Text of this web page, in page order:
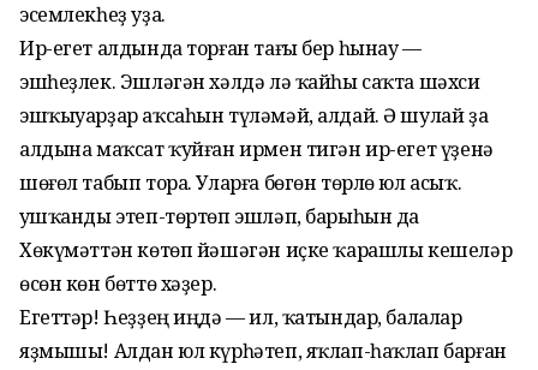
эсемлекһеҙ уҙа.
Ир-егет алдында торған тағы бер һынау —
эшһеҙлек. Эшләгән хәлдә лә ҡайһы саҡта шәхси
эшҡыуарҙар аҡсаһын түләмәй, алдай. Ә шулай ҙа
алдына маҡсат ҡуйған ирмен тигән ир-егет үҙенә
шөғөл табып тора. Уларға бөгөн төрлө юл асыҡ.
Ҡушҡанды этеп-төртөп эшләп, барыһын да
Хөкүмәттән көтөп йәшәгән иҫке ҡарашлы кешеләр
өсөн көн бөттө хәҙер.
Егеттәр! Һеҙҙең иңдә — ил, ҡатындар, балалар
яҙмышы! Алдан юл күрһәтеп, яҡлап-һаҡлап барған